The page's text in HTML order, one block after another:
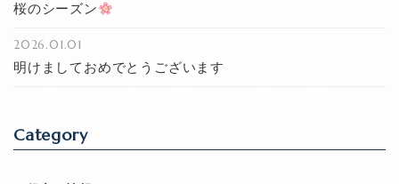
桜のシーズン
2026.01.01
明けましておめでとうございます
Category